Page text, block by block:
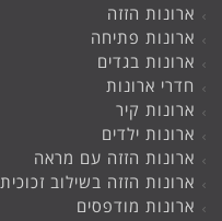
ארונות הזזה
ארונות פתיחה
ארונות בגדים
חדרי ארונות
ארונות קיר
ארונות ילדים
ארונות הזזה עם מראה
ארונות הזזה בשילוב זכוכית
ארונות מודפסים